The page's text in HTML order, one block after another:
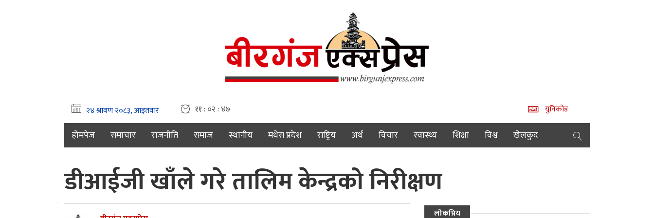
११ : ०२ : ४९ युनिकोड
होमपेज समाचार राजनीति समाज स्थानीय मधेस प्रदेश राष्ट्रिय अर्थ विचार स्वास्थ्य शिक्षा विश्व खेलकुद
डीआईजी खाँले गरे तालिम केन्द्रको निरीक्षण
लोकप्रिय